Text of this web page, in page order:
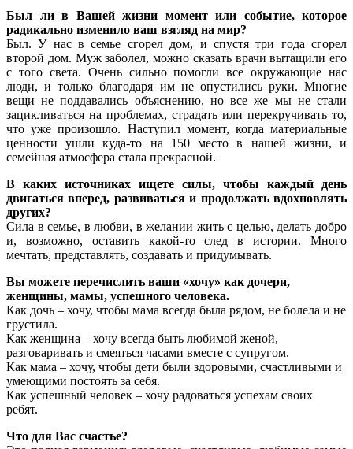
Был ли в Вашей жизни момент или событие, которое
радикально изменило ваш взгляд на мир?
Был. У нас в семье сгорел дом, и спустя три года сгорел
второй дом. Муж заболел, можно сказать врачи вытащили его
с того света. Очень сильно помогли все окружающие нас
люди, и только благодаря им не опустились руки. Многие
вещи не поддавались объяснению, но все же мы не стали
зацикливаться на проблемах, страдать или перекручивать то,
что уже произошло. Наступил момент, когда материальные
ценности ушли куда-то на 150 место в нашей жизни, и
семейная атмосфера стала прекрасной.
В каких источниках ищете силы, чтобы каждый день
двигаться вперед, развиваться и продолжать вдохновлять
других?
Сила в семье, в любви, в желании жить с целью, делать добро
и, возможно, оставить какой-то след в истории. Много
мечтать, представлять, создавать и придумывать.
Вы можете перечислить ваши «хочу» как дочери,
женщины, мамы, успешного человека.
Как дочь – хочу, чтобы мама всегда была рядом, не болела и не
грустила.
Как женщина – хочу всегда быть любимой женой,
разговаривать и смеяться часами вместе с супругом.
Как мама – хочу, чтобы дети были здоровыми, счастливыми и
умеющими постоять за себя.
Как успешный человек – хочу радоваться успехам своих
ребят.
Что для Вас счастье?